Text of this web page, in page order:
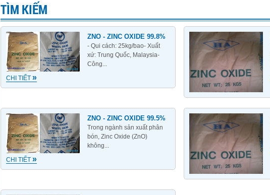
TÌM KIẾM
ZNO - ZINC OXIDE 99.8%
- Qui cách: 25kg/bao- Xuất
xứ: Trung Quốc, Malaysia-
Công...
CHI TIẾT»
ZNO - ZINC OXIDE 99.5%
Trong ngành sản xuất phân
bón, Zinc Oxide (ZnO)
không...
CHI TIẾT»